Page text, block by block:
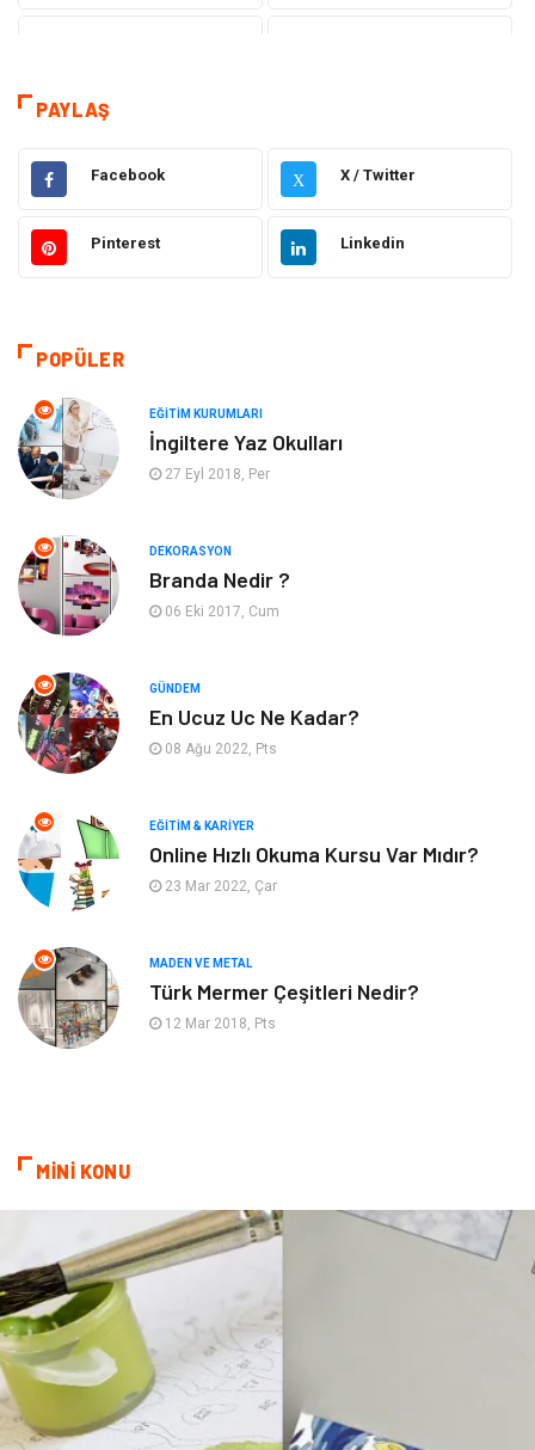
Dekorasyon
Gıda Elektrik Elektronik
Bilgisayar ve Yazılım Alışveriş
Hukuk
Otomotiv
Yapı İnşaat
Tatil
Bahçe Ev Maden ve Metal
Organizasyon Plastik
Emlak
Finans & Ekonomi
Endüstriyel Ürünler
Aksesuar
Nakliyat
Kiralama Servisleri
Çadır
Spor Malzemeleri
Moda İthalat İhracat
PAYLAŞ
Facebook X X / Twitter
Pinterest Linkedin
POPÜLER
EĞITIM KURUMLARI
İngiltere Yaz Okulları
27 Eyl 2018, Per
DEKORASYON
Branda Nedir ?
06 Eki 2017, Cum
GÜNDEM
En Ucuz Uc Ne Kadar?
08 Ağu 2022, Pts
EĞITIM & KARIYER
Online Hızlı Okuma Kursu Var Mıdır?
23 Mar 2022, Çar
MADEN VE METAL
Türk Mermer Çeşitleri Nedir?
12 Mar 2018, Pts
MİNİ KONU